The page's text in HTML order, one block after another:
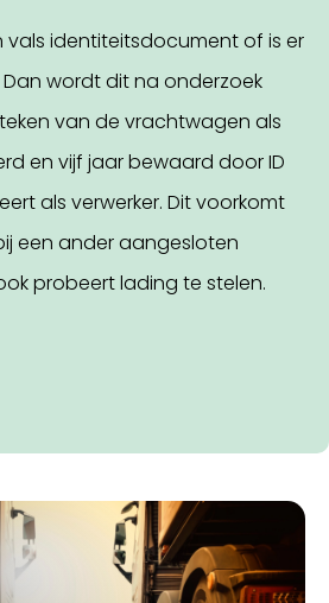
vals identiteitsdocument of is er
wordt dit na onderzoek
van de vrachtwagen als
en vijf jaar bewaard door ID
als verwerker. Dit voorkomt
een ander aangesloten
probeert lading te stelen.